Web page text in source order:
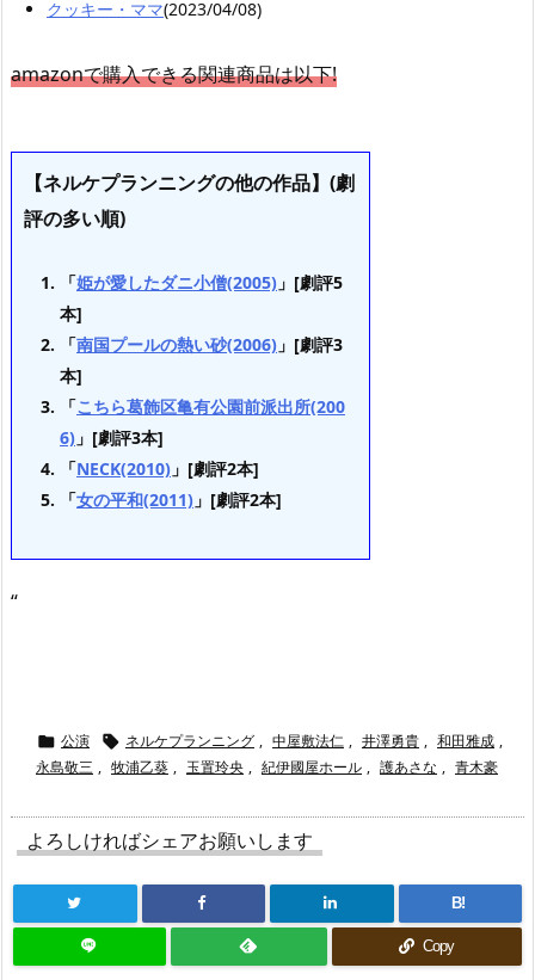
クッキー・ママ(2023/04/08)
amazonで購入できる関連商品は以下!
【ネルケプランニングの他の作品】(劇
評の多い順)
「姫が愛したダニ小僧(2005) 」[劇評5
本]
「南国プールの熱い砂(2006) 」[劇評3
本]
「こちら葛飾区亀有公園前派出所(200
6) 」[劇評3本]
「NECK(2010) 」[劇評2本]
「女の平和(2011) 」[劇評2本]
“
 公演  ネルケプランニング , 中屋敷法仁 , 井澤勇貴 , 和田雅成 ,
永島敬三 , 牧浦乙葵 , 玉置玲央 , 紀伊國屋ホール , 護あさな , 青木豪
よろしければシェアお願いします
B!
Copy